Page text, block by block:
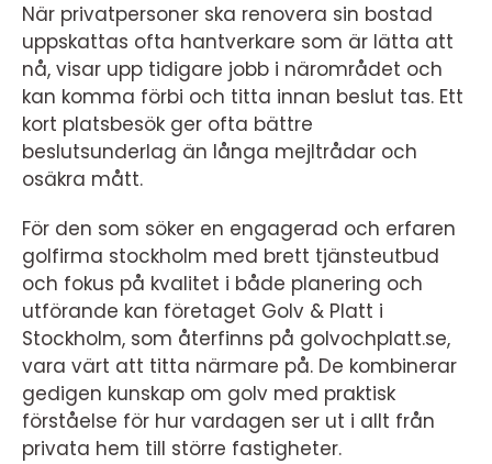
När privatpersoner ska renovera sin bostad
uppskattas ofta hantverkare som är lätta att
nå, visar upp tidigare jobb i närområdet och
kan komma förbi och titta innan beslut tas. Ett
kort platsbesök ger ofta bättre
beslutsunderlag än långa mejltrådar och
osäkra mått.
För den som söker en engagerad och erfaren
golfirma stockholm med brett tjänsteutbud
och fokus på kvalitet i både planering och
utförande kan företaget Golv & Platt i
Stockholm, som återfinns på golvochplatt.se,
vara värt att titta närmare på. De kombinerar
gedigen kunskap om golv med praktisk
förståelse för hur vardagen ser ut i allt från
privata hem till större fastigheter.